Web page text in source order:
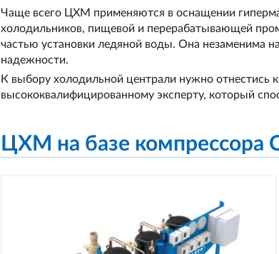
Чаще всего ЦХМ применяются в оснащении
холодильников, пищевой и перерабатывающей
частью установки ледяной воды. Она незаменима
надежности.
К выбору холодильной централи нужно отнестись
высококвалифицированному эксперту, который
ЦХМ на базе компрессора